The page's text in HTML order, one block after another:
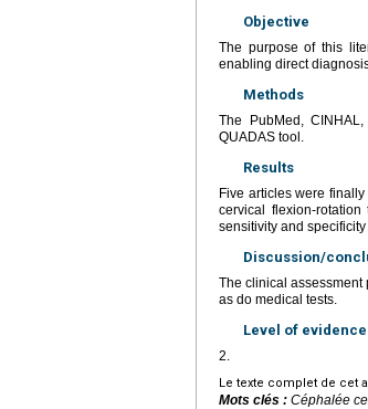
Objective
The purpose of this
enabling direct
Methods
The PubMed,
QUADAS tool.
Results
Five articles were
cervical flexion-
sensitivity and
Discussion/
The clinical
as do medical tests.
Level of evidence
2.
Le texte complet de cet
Mots clés : Céphalée